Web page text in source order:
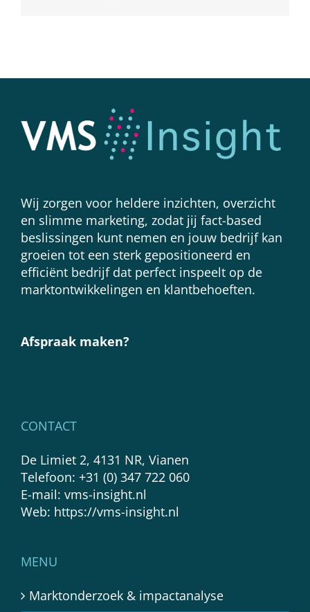
Wij zorgen voor heldere inzichten, overzicht
en slimme marketing, zodat jij fact-based
beslissingen kunt nemen en jouw bedrijf kan
groeien tot een sterk gepositioneerd en
efficiënt bedrijf dat perfect inspeelt op de
marktontwikkelingen en klantbehoeften.
Afspraak maken?
CONTACT
De Limiet 2, 4131 NR, Vianen
Telefoon: +31 (0) 347 722 060
E-mail: vms-insight.nl
Web: https://vms-insight.nl
MENU
Marktonderzoek & impactanalyse